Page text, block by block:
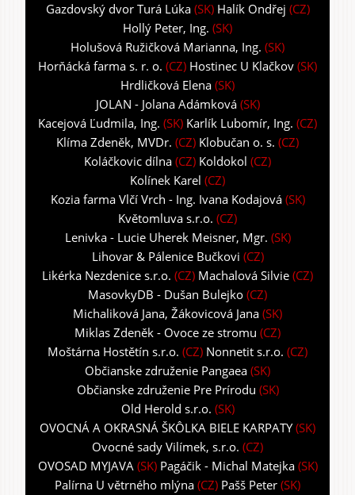
Gazdovský dvor Turá Lúka(SK) Halík Ondřej (CZ)
Hollý Peter, Ing. (SK)
Holušová Ružičková Marianna, Ing. (SK)
Horňácká farma s. r. o. (CZ) Hostinec U Klačkov (SK)
Hrdličková Elena (SK)
JOLAN - Jolana Adámková(SK)
Kacejová Ľudmila, Ing. (SK) Karlík Lubomír, Ing. (CZ)
Klíma Zdeněk, MVDr. (CZ) Klobučan o. s. (CZ)
Koláčkovic dílna (CZ) Koldokol (CZ)
Kolínek Karel (CZ)
Kozia farma Vlčí Vrch - Ing. Ivana Kodajová(SK)
Květomluva s.r.o. (CZ)
Lenivka - Lucie Uherek Meisner, Mgr. (SK)
Lihovar & Pálenice Bučkovi (CZ)
Likérka Nezdenice s.r.o. (CZ) Machalová Silvie (CZ)
MasovkyDB - Dušan Bulejko (CZ)
Michaliková Jana, Žákovicová Jana (SK)
Miklas Zdeněk - Ovoce ze stromu (CZ)
Moštárna Hostětín s.r.o. (CZ) Nonnetit s.r.o. (CZ)
Občianske združenie Pangaea (SK)
Občianske združenie Pre Prírodu (SK)
Old Herold s.r.o. (SK)
OVOCNÁ A OKRASNÁ ŠKÔLKA BIELE KARPATY(SK)
Ovocné sady Vilímek, s.r.o. (CZ)
OVOSAD MYJAVA(SK) Pagáčik - Michal Matejka(SK)
Palírna U větrného mlýna (CZ) Pašš Peter (SK)